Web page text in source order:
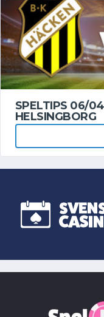
SPELTIPS 06/
HELSINGBORG